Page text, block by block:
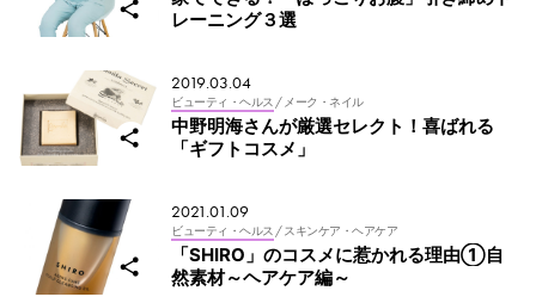
レーニング３選
2019.03.04
ビューティ・ヘルス / メーク・ネイル
中野明海さんが厳選セレクト！喜ばれる
「ギフトコスメ」
2021.01.09
ビューティ・ヘルス / スキンケア・ヘアケア
「SHIRO」のコスメに惹かれる理由①自
然素材～ヘアケア編～